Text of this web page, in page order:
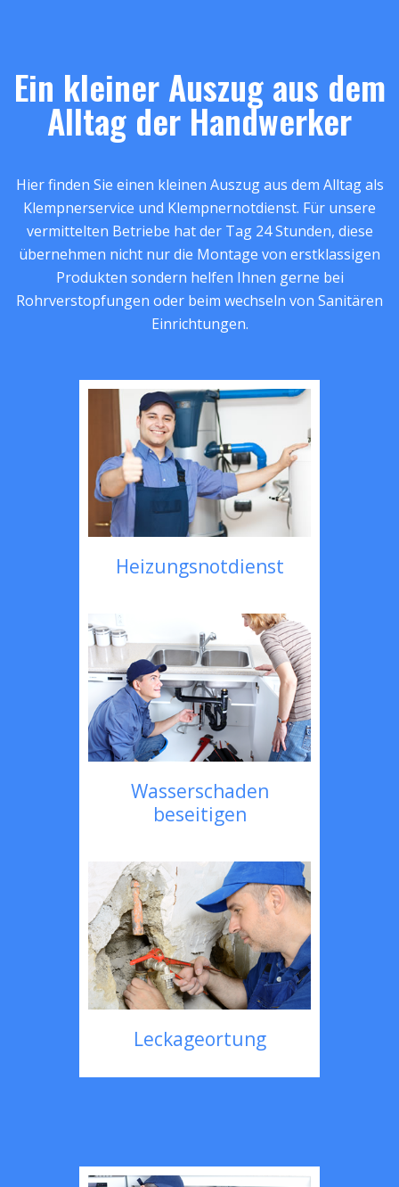
Ein kleiner Auszug aus dem
Alltag der Handwerker
Hier finden Sie einen kleinen Auszug aus dem Alltag als
Klempnerservice und Klempnernotdienst. Für unsere
vermittelten Betriebe hat der Tag 24 Stunden, diese
übernehmen nicht nur die Montage von erstklassigen
Produkten sondern helfen Ihnen gerne bei
Rohrverstopfungen oder beim wechseln von Sanitären
Einrichtungen.
Heizungsnotdienst
Wasserschaden
beseitigen
Leckageortung